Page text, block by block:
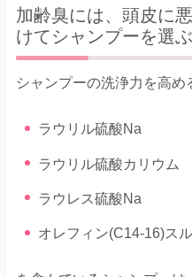
加齢臭には、頭皮に
けてシャンプーを選ぶ
シャンプーの洗浄力を高め
ラウリル硫酸Na
ラウリル硫酸カリウム
ラウレス硫酸Na
オレフィン(C14-16)ス